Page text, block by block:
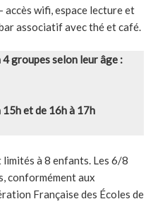
accès wifi, espace lecture et
associatif avec thé et café.
groupes selon leur âge :
et de 16h à 17h
à 8 enfants. Les 6/8
conformément aux
Française des Écoles de